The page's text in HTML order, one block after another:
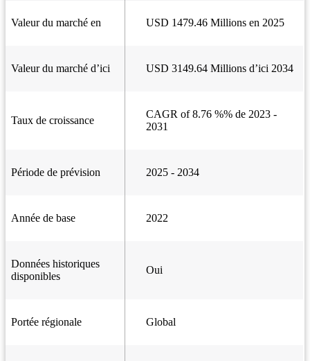
Valeur du marché en USD 1479.46 Millions en 2025
Valeur du marché d’ici USD 3149.64 Millions d’ici 2034
Taux de croissance
CAGR of 8.76 %% de 2023 -
2031
Période de prévision 2025 - 2034
Année de base 2022
Données historiques
disponibles
Oui
Portée régionale Global